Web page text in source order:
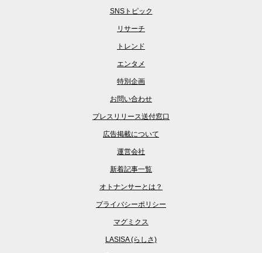
SNSトピック
リサーチ
トレンド
エンタメ
特別企画
お問い合わせ
プレスリリース送付窓口
広告掲載について
運営会社
新着記事一覧
オトナンサーとは？
プライバシーポリシー
マグミクス
LASISA (らしさ)